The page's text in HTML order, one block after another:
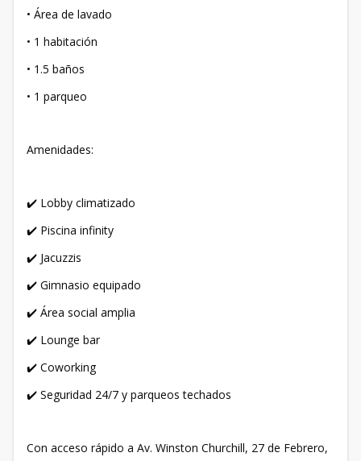
• Área de lavado
• 1 habitación
• 1.5 baños
• 1 parqueo
Amenidades:
✔️ Lobby climatizado
✔️ Piscina infinity
✔️ Jacuzzis
✔️ Gimnasio equipado
✔️ Área social amplia
✔️ Lounge bar
✔️ Coworking
✔️ Seguridad 24/7 y parqueos techados
Con acceso rápido a Av. Winston Churchill, 27 de Febrero,